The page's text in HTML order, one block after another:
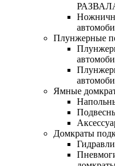
Плунжерные
Ямные
Домкраты